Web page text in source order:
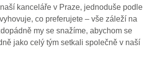
kanceláře v Praze, jednoduše podle
co preferujete – vše záleží na
my se snažíme, abychom se
jako celý tým setkali společně v naší